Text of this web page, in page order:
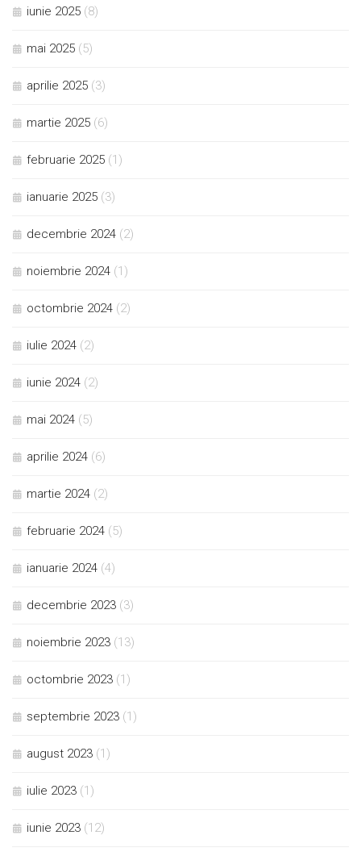
iunie 2025 (8)
mai 2025 (5)
aprilie 2025 (3)
martie 2025 (6)
februarie 2025 (1)
ianuarie 2025 (3)
decembrie 2024 (2)
noiembrie 2024 (1)
octombrie 2024 (2)
iulie 2024 (2)
iunie 2024 (2)
mai 2024 (5)
aprilie 2024 (6)
martie 2024 (2)
februarie 2024 (5)
ianuarie 2024 (4)
decembrie 2023 (3)
noiembrie 2023 (13)
octombrie 2023 (1)
septembrie 2023 (1)
august 2023 (1)
iulie 2023 (1)
iunie 2023 (12)